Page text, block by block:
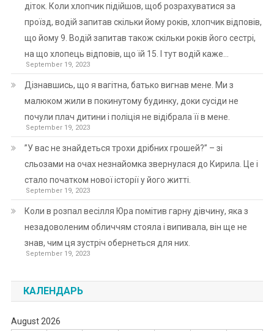
діток. Коли хлопчик підійшов, щоб розрахуватися за
проїзд, водій запитав скільки йому років, хлопчик відповів,
що йому 9. Водій запитав також скільки років його сестрі,
на що хлопець відповів, що їй 15. І тут водій каже…
September 19, 2023
Дізнавшись, що я вагітна, батько вигнав мене. Ми з
малюком жили в покинутому будинку, доки сусіди не
почули плач дитини і поліція не відібрала її в мене.
September 19, 2023
”У вас не знайдеться трохи дрібних грошей?” – зі
сльозами на очах незнайомка звернулася до Кирила. Це і
стало початком нової історії у його житті.
September 19, 2023
Коли в розпал весілля Юра помітив гарну дівчину, яка з
незадоволеним обличчям стояла і випивала, він ще не
знав, чим ця зустріч обернеться для них.
September 19, 2023
КАЛЕНДАРЬ
August 2026